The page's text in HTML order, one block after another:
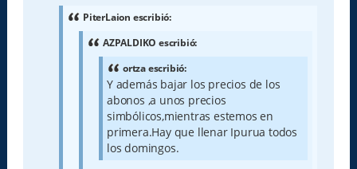
PiterLaion escribió:
AZPALDIKO escribió:
ortza escribió:
Y además bajar los precios de los
abonos ,a unos precios
simbólicos,mientras estemos en
primera.Hay que llenar Ipurua todos
los domingos.